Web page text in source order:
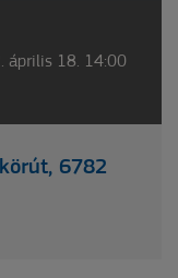
április 18. 14:00
6782